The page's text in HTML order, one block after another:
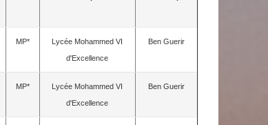
MP*
Lycée Mohammed VI
d'Excellence
Ben Guerir
MP*
Lycée Mohammed VI
d'Excellence
Ben Guerir